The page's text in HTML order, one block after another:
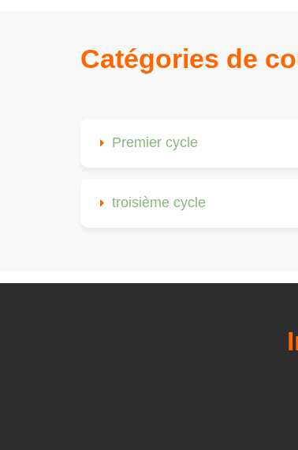
Catégories de
Premier cycle
troisième cycle